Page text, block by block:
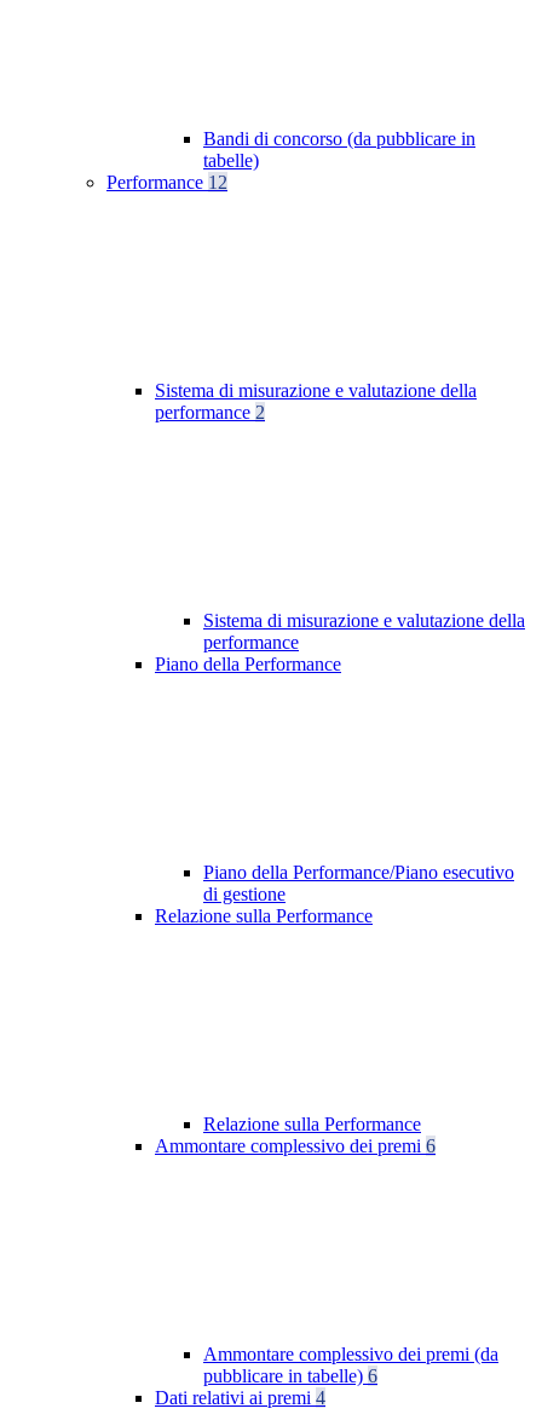
Bandi di concorso (da pubblicare in
tabelle)
Performance 12
Sistema di misurazione e valutazione della
performance 2
Sistema di misurazione e valutazione della
performance
Piano della Performance
Piano della Performance/Piano esecutivo
di gestione
Relazione sulla Performance
Relazione sulla Performance
Ammontare complessivo dei premi 6
Ammontare complessivo dei premi (da
pubblicare in tabelle) 6
Dati relativi ai premi 4